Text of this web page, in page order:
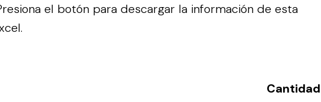
el botón para descargar la información de esta
Cantidad